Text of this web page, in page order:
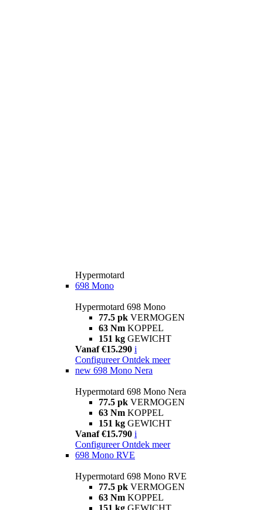
Hypermotard
698 Mono
Hypermotard 698 Mono
77.5 pk VERMOGEN
63 Nm KOPPEL
151 kg GEWICHT
Vanaf €15.290 i
Configureer Ontdek meer
new 698 Mono Nera
Hypermotard 698 Mono Nera
77.5 pk VERMOGEN
63 Nm KOPPEL
151 kg GEWICHT
Vanaf €15.790 i
Configureer Ontdek meer
698 Mono RVE
Hypermotard 698 Mono RVE
77.5 pk VERMOGEN
63 Nm KOPPEL
151 kg GEWICHT